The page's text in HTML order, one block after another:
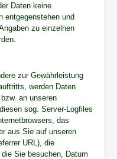
Daten keine
entgegenstehen und
zu einzelnen
zur Gewährleistung
werden Daten
an unseren
sog. Server-Logfiles
das
aus Sie auf unseren
URL), die
Sie besuchen, Datum